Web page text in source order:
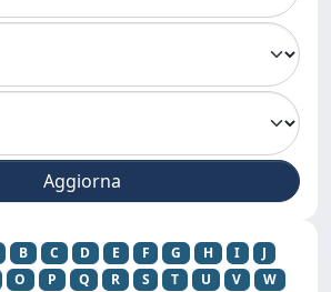
B C D E F G H I
J
O P Q R S T U V
W